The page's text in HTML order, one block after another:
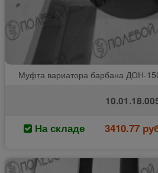
Муфта вариатора барбана ДОН-
На складе 3410.77